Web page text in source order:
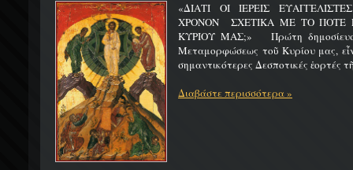
«ΔΙΑΤΙ ΟΙ ΙΕΡΕΙΣ
ΧΡΟΝΟΝ ΣΧΕΤΙΚΑ ΜΕ ΤΟ ΠΟΤΕ
ΚΥΡΙΟΥ ΜΑΣ;» Πρώτη
Μεταμορφώσεως τοῦ Κυρίου μας,
σημαντικότερες Δεσποτικές ἑορτές
Διαβάστε περισσότερα »